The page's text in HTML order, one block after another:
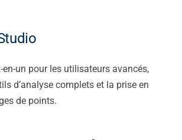
un pour les utilisateurs avancés,
d’analyse complets et la prise en
​​de points.